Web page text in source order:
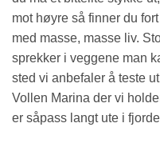
mot høyre så finner du
med masse, masse liv.
sprekker i veggene man
sted vi anbefaler å teste
Vollen Marina der vi
er såpass langt ute i